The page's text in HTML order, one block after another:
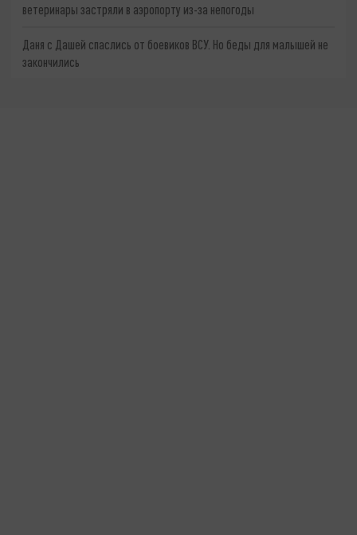
ветеринары застряли в аэропорту из-за непогоды
Даня с Дашей спаслись от боевиков ВСУ. Но беды для малышей не
закончились